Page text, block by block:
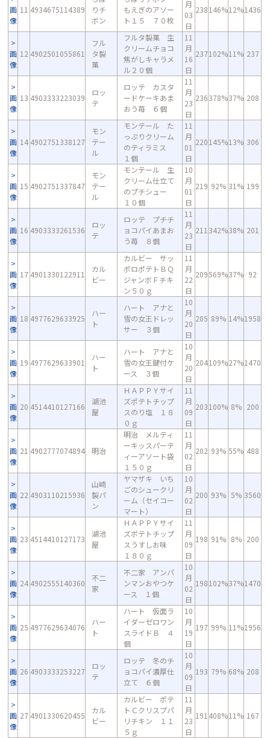
画
像
11 4934675114389
りチ
ボン
もえぎのアソー
ト１５ ７０枚
月
03
日
238146%12%1436
画
像
12 4902501055861
フル
タ製
菓
フルタ製菓 生
クリームチョコ
焦がしキャラメ
ル２０個
11
月
16
日
237102%11% 237
画
像
13 4903333223039
ロッ
テ
ロッテ カスタ
ードケーキあま
おう苺 ６個
11
月
23
日
236378%37% 208
画
像
14 4902751338127
モン
テー
ル
モンテール た
っぷりクリーム
のティラミス
１個
11
月
01
日
220145%13% 306
画
像
15 4902751337847
モン
テー
ル
モンテール 生
クリーム仕立て
のプチシュー
１０個
10
月
01
日
219 92% 31% 199
画
像
16 4903333261536
ロッ
テ
ロッテ プチチ
ョコパイあまお
う苺 ８個
11
月
23
日
211 342%38% 201
画
像
17 4901330122911
カル
ビー
カルビー サッ
ポロポテトＢＱ
ジャンボＦチキ
ン５０ｇ
11
月
22
日
209569%37% 92
画
像
18 4977629633925
ハー
ト
ハート アナと
雪の女王ドレッ
サー ３個
10
月
20
日
205 89% 14%1958
画
像
19 4977629633901
ハー
ト
ハート アナと
雪の女王鍵付ケ
ース ３個
10
月
20
日
204109%27%1470
画
像
20 4514410127166
湖池
屋
ＨＡＰＰＹサイ
ズポテトチップ
スのり塩 １８
０ｇ
11
月
09
日
203100% 8% 200
画
像
21 4902777074894 明治
明治 メルティ
ーキッスパーテ
ィーアソート袋
１５０ｇ
11
月
02
日
202 93% 55% 488
画
像
22 4903110215936
山崎
製パ
ン
ヤマザキ いち
ごのシュークリ
ーム（セイコー
マート）
10
月
02
日
200 93% 5% 3560
画
像
23 4514410127173
湖池
屋
ＨＡＰＰＹサイ
ズポテトチップ
スうすしお味
１８０ｇ
11
月
09
日
198 91% 8% 200
画
像
24 4902555140360
不二
家
不二家 アンパ
ンマンおやつケ
ース １個
10
月
02
日
198102%37%1470
画
像
25 4977629634076
ハー
ト
ハート 仮面ラ
イダーゼロワン
スライドＢ ４
個
10
月
19
日
197 99% 11%1956
画
像
26 4903333253227
ロッ
テ
ロッテ 冬のチ
ョコパイ濃厚仕
立て ６個
10
月
09
日
193 79% 68% 208
画
像
27 4901330620455
カル
ビー
カルビー ポテ
トＣクリスプパ
リチキン １１
５ｇ
11
月
23
日
191 408%11% 167